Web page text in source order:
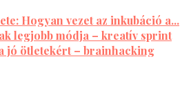
Hogyan vezet az inkubáció a...
legjobb módja – kreatív sprint
jó ötletekért – brainhacking